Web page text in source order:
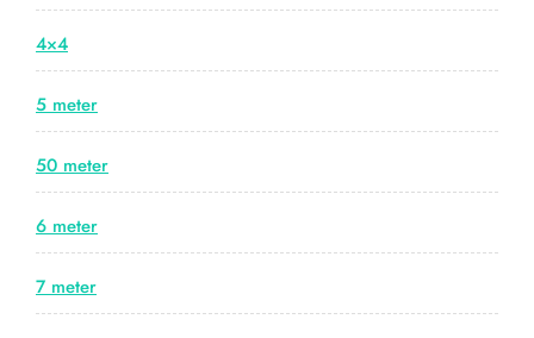
4×4
5 meter
50 meter
6 meter
7 meter